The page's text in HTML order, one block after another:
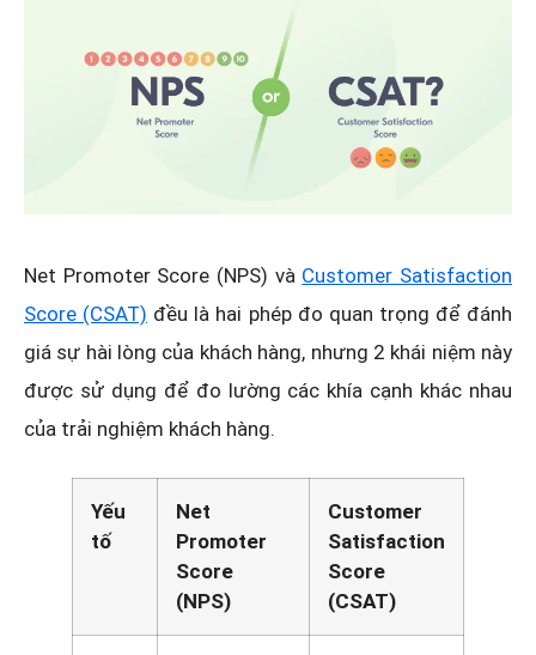
Net Promoter Score (NPS) và Customer Satisfaction
Score (CSAT) đều là hai phép đo quan trọng để đánh
giá sự hài lòng của khách hàng, nhưng 2 khái niệm này
được sử dụng để đo lường các khía cạnh khác nhau
của trải nghiệm khách hàng.
Yếu
tố
Net
Promoter
Score
(NPS)
Customer
Satisfaction
Score
(CSAT)